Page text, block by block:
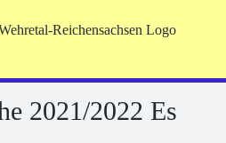
2021/2022 Es